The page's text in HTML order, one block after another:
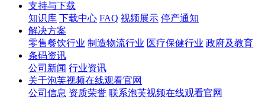
支持与下载
知识库 下载中心 FAQ 视频展示 停产通知
解决方案
零售餐饮行业 制造物流行业 医疗保健行业 政府及教育
条码资讯
公司新闻 行业资讯
关于泡芙视频在线观看官网
公司信息 资质荣誉 联系泡芙视频在线观看官网